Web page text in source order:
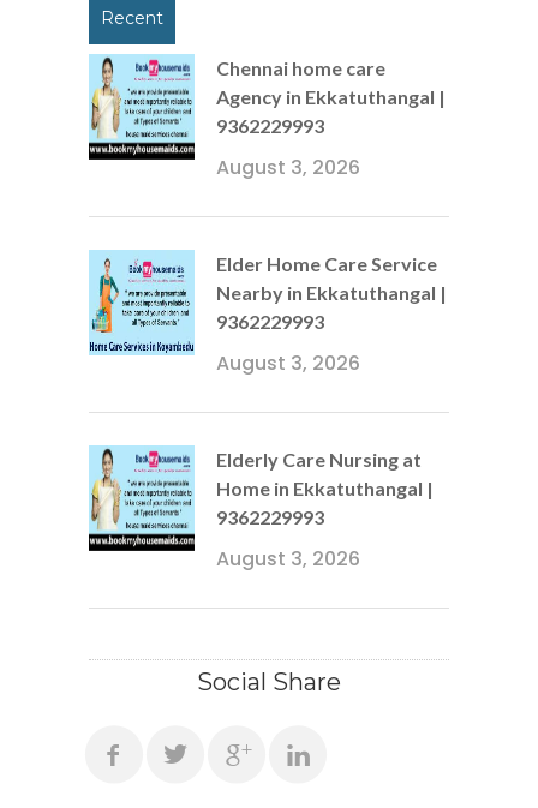
Recent
Chennai home care
Agency in Ekkatuthangal |
9362229993
August 3, 2026
Elder Home Care Service
Nearby in Ekkatuthangal |
9362229993
August 3, 2026
Elderly Care Nursing at
Home in Ekkatuthangal |
9362229993
August 3, 2026
Social Share